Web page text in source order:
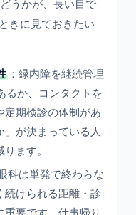
うかが、長い目で
きに見ておきたい
：緑内障を継続管理
るか、コンタクトを
定期検診の体制があ
」が決まっている人
ます。
科は単発で終わらな
続けられる距離・診